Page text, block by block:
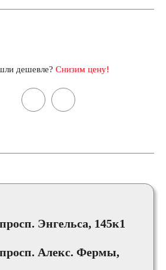
дешевле? Снизим цену!
Энгельса, 145к1
просп. Алекс. Фермы,